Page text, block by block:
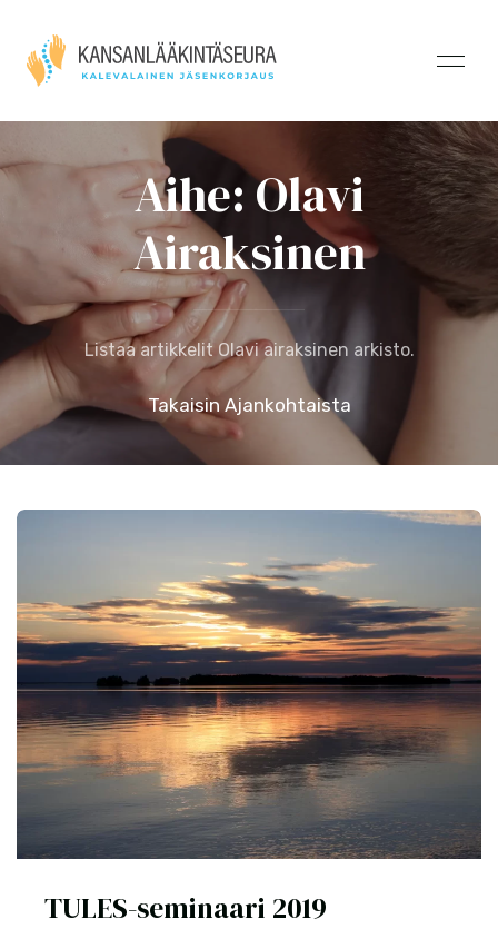
Aihe: Olavi
Airaksinen
Listaa artikkelit Olavi airaksinen arkisto.
Takaisin Ajankohtaista
TULES-seminaari 2019